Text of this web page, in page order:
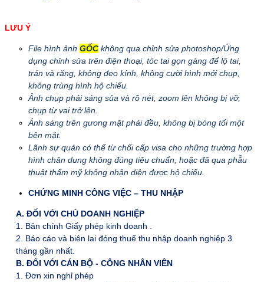
LƯU Ý
File hình ảnh GỐC không qua chỉnh sửa photoshop/Ứng
dụng chỉnh sửa trên điện thoại, tóc tai gọn gàng để lộ tai,
trán và răng, không đeo kính, không cười hình mới chụp,
không trùng hình hộ chiếu.
Ảnh chụp phải sáng sủa và rõ nét, zoom lên không bị vỡ,
chụp từ vai trở lên.
Ánh sáng trên gương mặt phải đều, không bị bóng tối một
bên mặt.
Lãnh sự quán có thể từ chối cấp visa cho những trường hợp
hình chân dung không đúng tiêu chuẩn, hoặc đã qua phẫu
thuật thẩm mỹ không nhận diện được hộ chiếu.
CHỨNG MINH CÔNG VIỆC – THU NHẬP
A. ĐỐI VỚI CHỦ DOANH NGHIỆP
1. Bản chính Giấy phép kinh doanh .
2. Báo cáo và biên lai đóng thuế thu nhập doanh nghiệp 3
tháng gần nhất.
B. ĐỐI VỚI CÁN BỘ - CÔNG NHÂN VIÊN
1. Đơn xin nghỉ phép